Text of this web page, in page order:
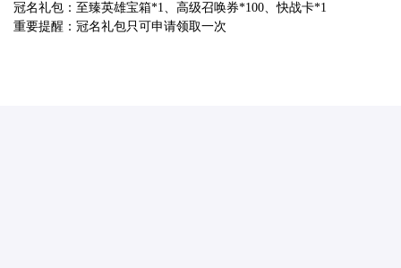
冠名礼包：至臻英雄宝箱*1、高级召唤券*100、快战卡*1
重要提醒：冠名礼包只可申请领取一次